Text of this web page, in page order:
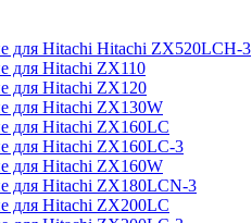
для Hitachi Hitachi ZX520LCH-3
для Hitachi ZX110
для Hitachi ZX120
для Hitachi ZX130W
для Hitachi ZX160LC
для Hitachi ZX160LC-3
для Hitachi ZX160W
для Hitachi ZX180LCN-3
для Hitachi ZX200LC